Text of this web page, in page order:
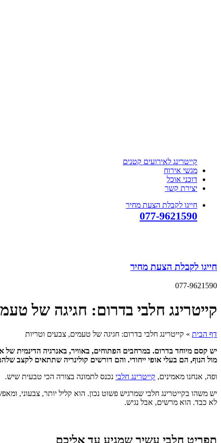
קייטרינג לאירועים קטנים
מגשי אירוח
דוכני אוכל
יצירת קשר
חייגו לקבלת הצעת מחיר
077-9621590
חייגו לקבלת הצעת מחיר
077-9621590
קייטרינג חלבי בדרום: חגיגה של
דף הבית » קייטרינג חלבי בדרום: חגיגה של טעמים, צבעים וטריות
יש קסם מיוחד בדרום. במרחבים הפתוחים, באוויר, באנרגיה הדינמית
מול הנוף, הם בעלי אופי ייחודי. והם דורשים קולינריה שתתאים לקצב
ופה, אנחנו מאמינים, קייטרינג חלבי נכנס לתמונה בצורה הכי טבעית שיש.
יש משהו בקייטרינג חלבי שמרגיש פשוט נכון. הוא קליל יותר, צבעוני,
לא כבד. הוא מרשים, אבל נגיש.
תפריט חלבי עשיר שמגיע עד אליכם